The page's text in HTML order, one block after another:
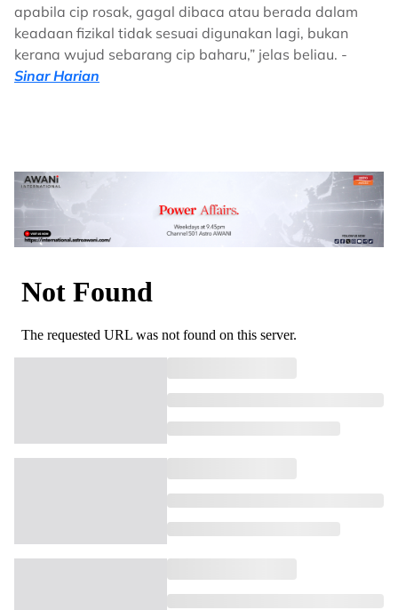
apabila cip rosak, gagal dibaca atau berada dalam
keadaan fizikal tidak sesuai digunakan lagi, bukan
kerana wujud sebarang cip baharu,” jelas beliau. -
Sinar Harian